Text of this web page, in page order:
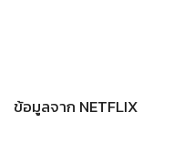
ข้อมูลจาก NETFLIX